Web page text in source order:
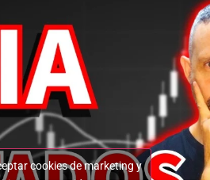
cookies de marketing y